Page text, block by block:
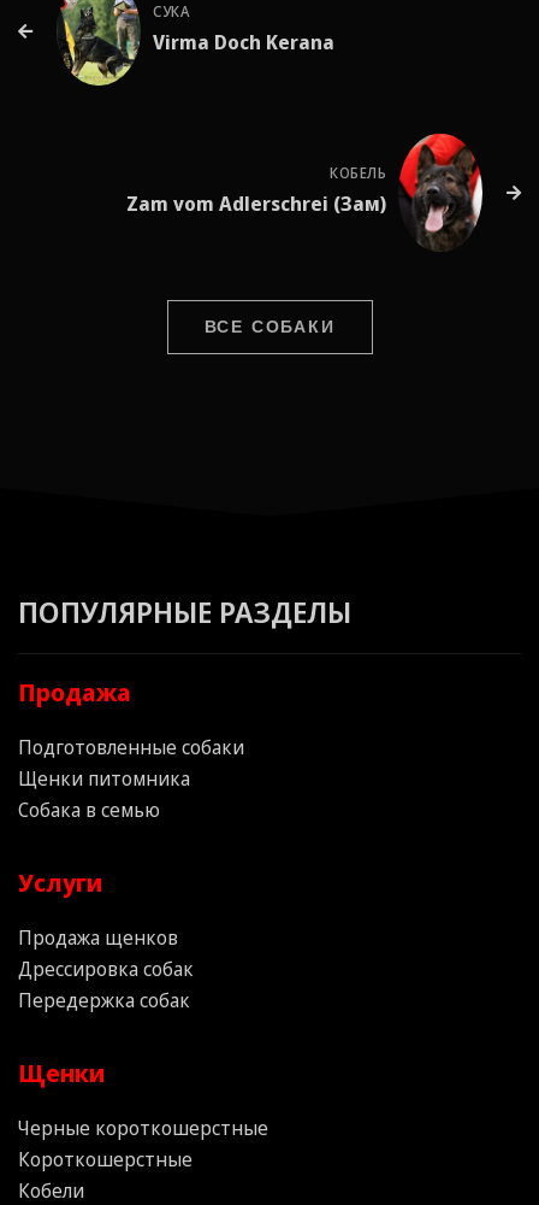
СУКА
Virma Doch Kerana
КОБЕЛЬ
Zam vom Adlerschrei (Зам)
ВСЕ СОБАКИ
ПОПУЛЯРНЫЕ РАЗДЕЛЫ
Продажа
Подготовленные собаки
Щенки питомника
Собака в семью
Услуги
Продажа щенков
Дрессировка собак
Передержка собак
Щенки
Черные короткошерстные
Короткошерстные
Кобели